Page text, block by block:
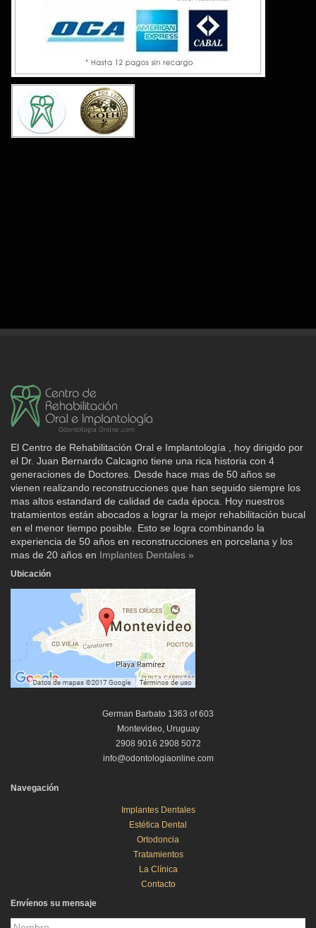
El Centro de Rehabilitación Oral e Implantología , hoy dirigido por
el Dr. Juan Bernardo Calcagno tiene una rica historia con 4
generaciones de Doctores. Desde hace mas de 50 años se
vienen realizando reconstrucciones que han seguido siempre los
mas altos estandard de calidad de cada época. Hoy nuestros
tratamientos están abocados a lograr la mejor rehabilitación bucal
en el menor tiempo posible. Esto se logra combinando la
experiencia de 50 años en reconstrucciones en porcelana y los
mas de 20 años en Implantes Dentales »
Ubicación
German Barbato 1363 of 603
Montevideo, Uruguay
2908 9016 2908 5072
info@odontologiaonline.com
Navegación
Implantes Dentales
Estética Dental
Ortodoncia
Tratamientos
La Clínica
Contacto
Envíenos su mensaje